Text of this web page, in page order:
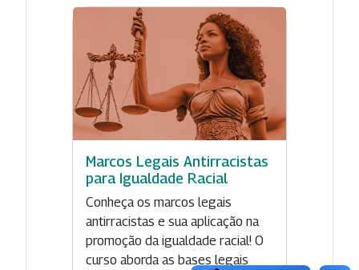
Marcos Legais Antirracistas
para Igualdade Racial
Conheça os marcos legais
antirracistas e sua aplicação na
promoção da igualdade racial! O
curso aborda as bases legais